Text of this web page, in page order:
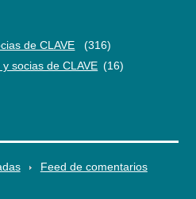
de CLAVE
(316)
socias de CLAVE (16)
Feed de comentarios